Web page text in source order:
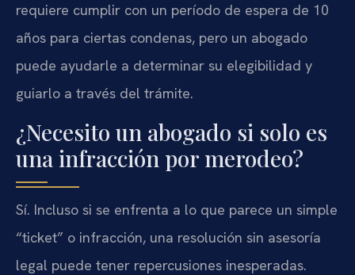
requiere cumplir con un período de espera de 10
años para ciertas condenas, pero un abogado
puede ayudarle a determinar su elegibilidad y
guiarlo a través del trámite.
¿Necesito un abogado si solo es
una infracción por merodeo?
Sí. Incluso si se enfrenta a lo que parece un simple
“ticket” o infracción, una resolución sin asesoría
legal puede tener repercusiones inesperadas.